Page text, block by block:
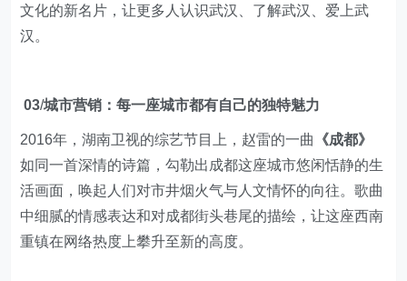
文化的新名片，让更多人认识武汉、了解武汉、爱上武
汉。
03/城市营销：每一座城市都有自己的独特魅力
2016年，湖南卫视的综艺节目上，赵雷的一曲
《成都》
如同一首深情的诗篇，勾勒出成都这座城市悠闲恬静的生
活画面，唤起人们对市井烟火气与人文情怀的向往。歌曲
中细腻的情感表达和对成都街头巷尾的描绘，让这座西南
重镇在网络热度上攀升至新的高度。